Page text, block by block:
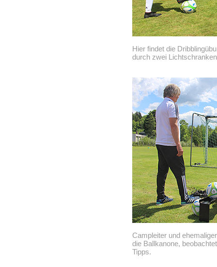
Hier findet die
durch zwei
Campleiter und
die Ballkanone,
Tipps.